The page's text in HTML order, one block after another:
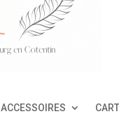
ACCESSOIRES